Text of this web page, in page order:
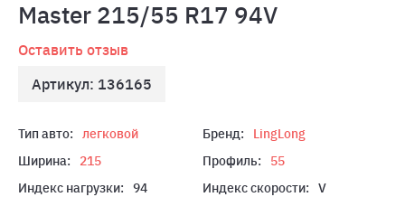
Master 215/55 R17 94V
Оставить отзыв
Артикул: 136165
Тип авто: легковой Бренд:
LingLong
Ширина:
215 Профиль:
55
Индекс нагрузки:
94 Индекс скорости: V